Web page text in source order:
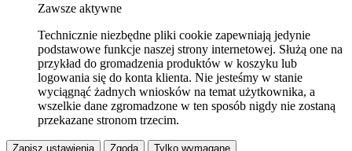
Zawsze aktywne
Technicznie niezbędne pliki cookie zapewniają jedynie
podstawowe funkcje naszej strony internetowej. Służą one na
przykład do gromadzenia produktów w koszyku lub
logowania się do konta klienta. Nie jesteśmy w stanie
wyciągnąć żadnych wniosków na temat użytkownika, a
wszelkie dane zgromadzone w ten sposób nigdy nie zostaną
przekazane stronom trzecim.
Zapisz ustawienia Zgoda Tylko wymagane